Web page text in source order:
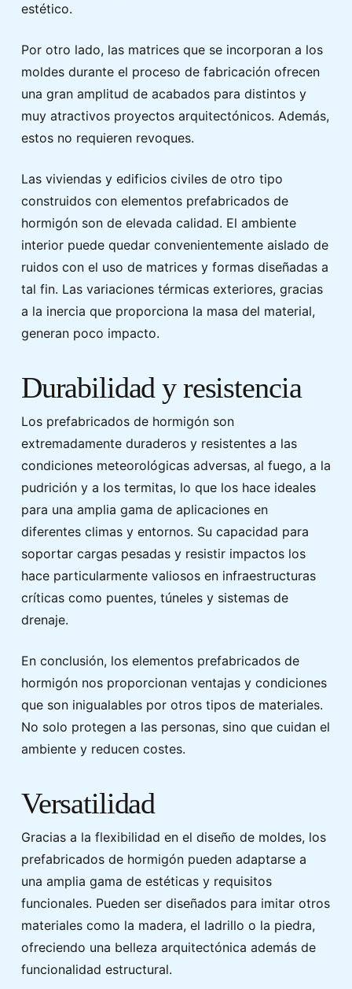
estético.
Por otro lado, las matrices que se incorporan a los
moldes durante el proceso de fabricación ofrecen
una gran amplitud de acabados para distintos y
muy atractivos proyectos arquitectónicos. Además,
estos no requieren revoques.
Las viviendas y edificios civiles de otro tipo
construidos con elementos prefabricados de
hormigón son de elevada calidad. El ambiente
interior puede quedar convenientemente aislado de
ruidos con el uso de matrices y formas diseñadas a
tal fin. Las variaciones térmicas exteriores, gracias
a la inercia que proporciona la masa del material,
generan poco impacto.
Durabilidad y resistencia
Los prefabricados de hormigón son
extremadamente duraderos y resistentes a las
condiciones meteorológicas adversas, al fuego, a la
pudrición y a los termitas, lo que los hace ideales
para una amplia gama de aplicaciones en
diferentes climas y entornos. Su capacidad para
soportar cargas pesadas y resistir impactos los
hace particularmente valiosos en infraestructuras
críticas como puentes, túneles y sistemas de
drenaje.
En conclusión, los elementos prefabricados de
hormigón nos proporcionan ventajas y condiciones
que son inigualables por otros tipos de materiales.
No solo protegen a las personas, sino que cuidan el
ambiente y reducen costes.
Versatilidad
Gracias a la flexibilidad en el diseño de moldes, los
prefabricados de hormigón pueden adaptarse a
una amplia gama de estéticas y requisitos
funcionales. Pueden ser diseñados para imitar otros
materiales como la madera, el ladrillo o la piedra,
ofreciendo una belleza arquitectónica además de
funcionalidad estructural.